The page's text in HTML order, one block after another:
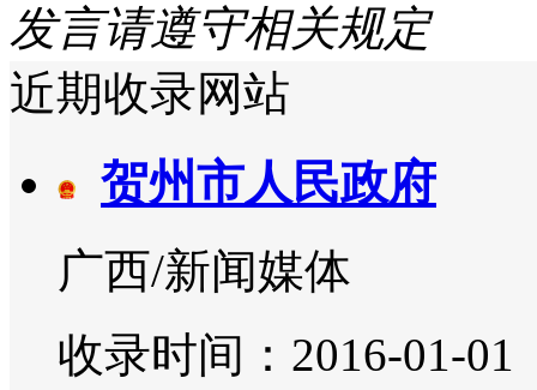
发言请遵守相关规定
近期收录网站
贺州市人民政府
广西/新闻媒体
收录时间：2016-01-01